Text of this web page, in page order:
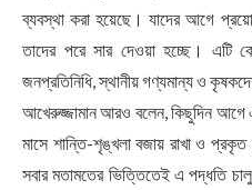
ব্যবস্থা করা হয়েছে। যাদের আগে
তাদের পরে সার দেওয়া হচ্ছে।
জনপ্রতিনিধি, স্থানীয় গণ্যমান্য ও
আখেরুজ্জামান আরও বলেন, কিছুদিন আগে এ
মাসে শান্তি-শৃঙ্খলা বজায় রাখা ও
সবার মতামতের ভিত্তিতেই এ পদ্ধতি